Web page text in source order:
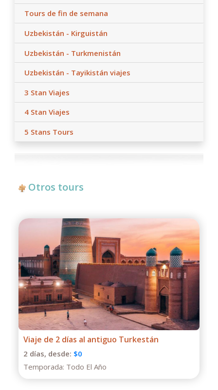
Tours de fin de semana
Uzbekistán - Kirguistán
Uzbekistán - Turkmenistán
Uzbekistán - Tayikistán viajes
3 Stan Viajes
4 Stan Viajes
5 Stans Tours
Otros tours
Tour de un día al Cañón Charyn desde
Almaty
1 días, desde:
$130